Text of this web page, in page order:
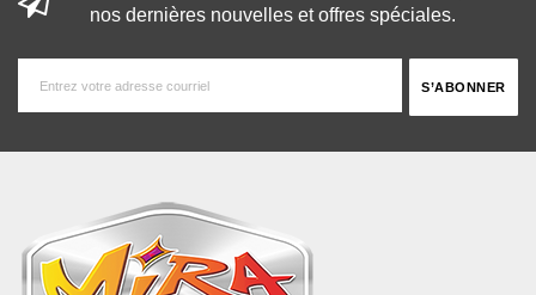
nos dernières nouvelles et offres spéciales.